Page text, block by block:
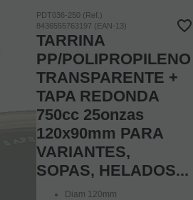
PDT036-250 (Ref.)
8436555763197 (EAN-13)
TARRINA
PP/POLIPROPILENO
TRANSPARENTE +
TAPA REDONDA
750cc 25onzas
120x90mm PARA
VARIANTES,
SOPAS, HELADOS...
Diam 120mm